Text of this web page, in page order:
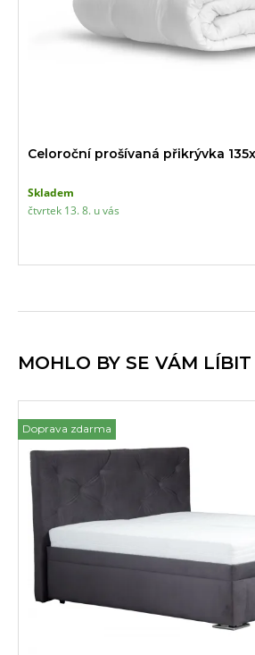
Celoroční prošívaná přikrývka
Skladem
čtvrtek 13. 8. u vás
MOHLO BY SE VÁM LÍBIT
Doprava zdarma